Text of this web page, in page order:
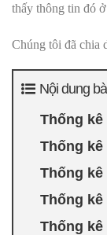
thấy thông tin đó ở
Chúng tôi đã chia
Nội dung
Thống kê
Thống kê
Thống kê
Thống
Thống kê